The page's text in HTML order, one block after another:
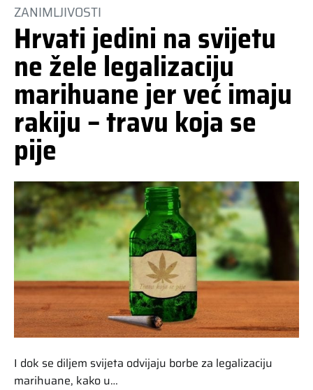
ZANIMLJIVOSTI
Hrvati jedini na svijetu
ne žele legalizaciju
marihuane jer već imaju
rakiju – travu koja se
pije
I dok se diljem svijeta odvijaju borbe za legalizaciju
marihuane, kako u…